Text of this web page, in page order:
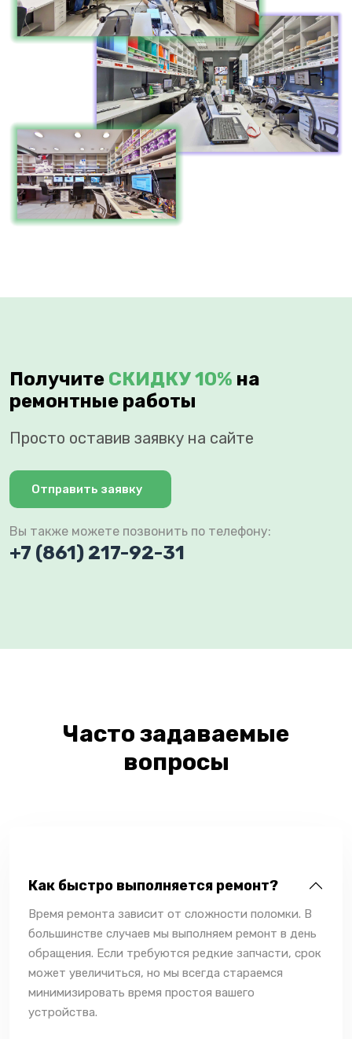
Получите СКИДКУ 10% на
ремонтные работы
Просто оставив заявку на сайте
Отправить заявку
Вы также можете позвонить по телефону:
+7 (861) 217-92-31
Часто задаваемые
вопросы
Как быстро выполняется ремонт?
Время ремонта зависит от сложности поломки. В
большинстве случаев мы выполняем ремонт в день
обращения. Если требуются редкие запчасти, срок
может увеличиться, но мы всегда стараемся
минимизировать время простоя вашего
устройства.